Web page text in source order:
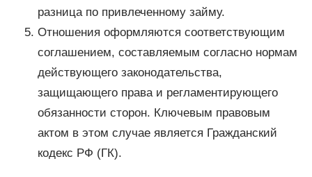
разница по привлеченному займу.
Отношения оформляются соответствующим
соглашением, составляемым согласно нормам
действующего законодательства,
защищающего права и регламентирующего
обязанности сторон. Ключевым правовым
актом в этом случае является Гражданский
кодекс РФ (ГК).